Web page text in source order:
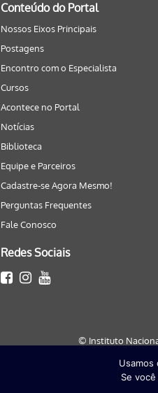
Conteúdo do Portal
Nossos Eixos Principais
Postagens
Encontro com o Especialista
Cursos
Acontece no Portal
Notícias
Biblioteca
Equipe e Parceiros
Cadastre-se Agora Mesmo!
Perguntas Frequentes
Fale Conosco
Redes Sociais
© Instituto
Este site será melhor visualizado
Se